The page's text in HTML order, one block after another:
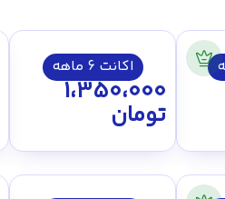
اکانت 6 ماهه
1،350،000
تومان